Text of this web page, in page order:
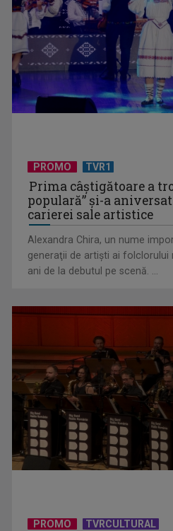
De peste 160 de ani în slujba
„Societății” din ...
Protest de amploare al fermierilor
PROMO TVR1
Prima câştigătoare a
populară” şi-a
carierei sale artistice
Alexandra Chira, un nume
generaţii de artişti ai folclorului
ani de la debutul pe scenă. ...
PROMO TVRCULTURAL